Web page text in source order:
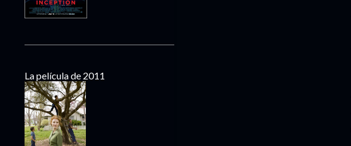
La película de 2011